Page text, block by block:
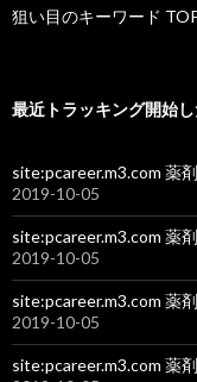
狙い目のキーワード
最近トラッキング開始
site:pcareer.m3.com 薬
2019-10-05
site:pcareer.m3.com 薬
2019-10-05
site:pcareer.m3.com 薬
2019-10-05
site:pcareer.m3.com 薬